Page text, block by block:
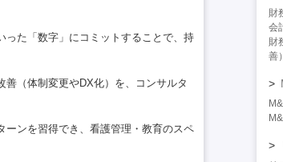
った「数字」にコミットすることで、持
（体制変更やDX化）を、コンサルタ
ーンを習得でき、看護管理・教育のスペ
財
会
財
善